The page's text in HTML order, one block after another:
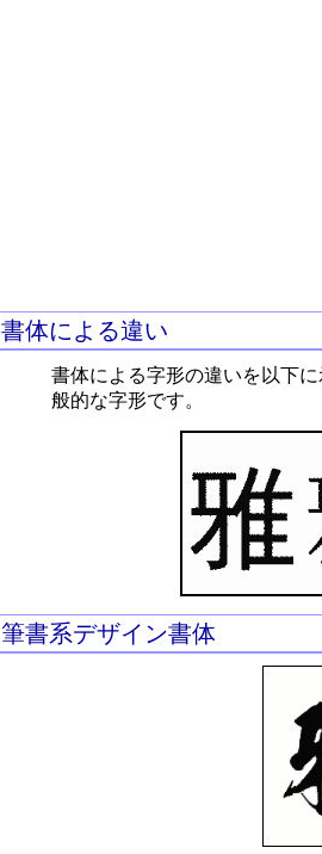
書体による違い
書体による字形の違いを以下
般的な字形です。
筆書系デザイン書体